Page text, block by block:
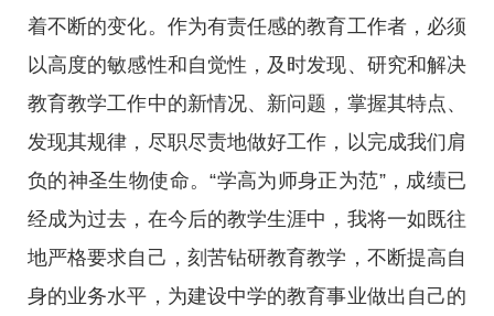
着不断的变化。作为有责任感的教育工作者，必须
以高度的敏感性和自觉性，及时发现、研究和解决
教育教学工作中的新情况、新问题，掌握其特点、
发现其规律，尽职尽责地做好工作，以完成我们肩
负的神圣生物使命。“学高为师身正为范”，成绩已
经成为过去，在今后的教学生涯中，我将一如既往
地严格要求自己，刻苦钻研教育教学，不断提高自
身的业务水平，为建设中学的教育事业做出自己的